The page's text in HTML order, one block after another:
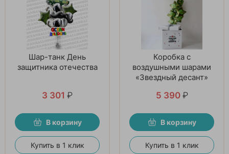
Шар-танк День
защитника отечества
3 301 ₽
В корзину
Купить в 1 клик
Коробка с
воздушными шарами
«Звездный десант»
5 390 ₽
В корзину
Купить в 1 клик